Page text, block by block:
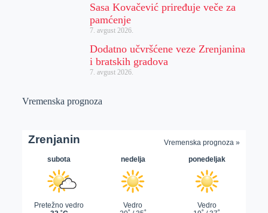
Sasa Kovačević priređuje veče za
pamćenje
7. avgust 2026.
Dodatno učvršćene veze Zrenjanina
i bratskih gradova
7. avgust 2026.
Vremenska prognoza